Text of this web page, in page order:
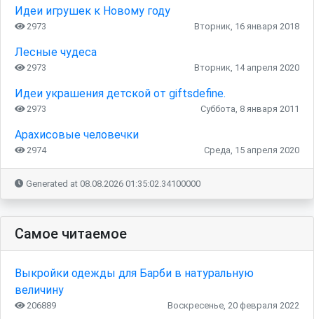
Идеи игрушек к Новому году
2973 Вторник, 16 января 2018
Лесные чудеса
2973 Вторник, 14 апреля 2020
Идеи украшения детской от giftsdefine.
2973 Суббота, 8 января 2011
Арахисовые человечки
2974 Среда, 15 апреля 2020
Generated at 08.08.2026 01:35:02.34100000
Самое читаемое
Выкройки одежды для Барби в натуральную
величину
206889 Воскресенье, 20 февраля 2022